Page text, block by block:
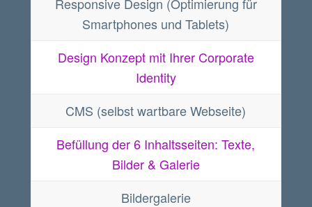
Smartphones und Tablets)
Design Konzept mit Ihrer Corporate
Identity
CMS (selbst wartbare Webseite)
Befüllung der 6 Inhaltsseiten: Texte,
Bilder & Galerie
Bildergalerie